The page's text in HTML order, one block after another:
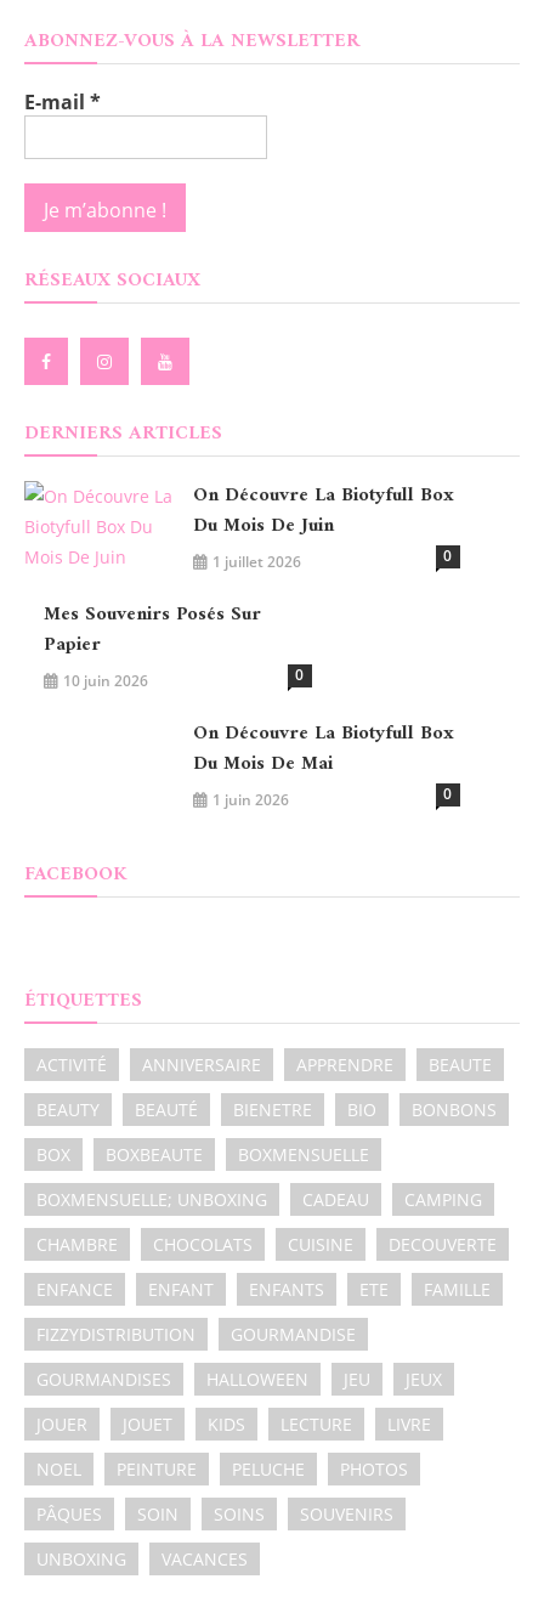
ABONNEZ-VOUS À LA NEWSLETTER
E-mail *
RÉSEAUX SOCIAUX
DERNIERS ARTICLES
On Découvre La Biotyfull Box
Du Mois De Juin
1 juillet 2026 0
Mes Souvenirs Posés Sur
Papier
10 juin 2026 0
On Découvre La Biotyfull Box
Du Mois De Mai
1 juin 2026 0
FACEBOOK
ÉTIQUETTES
ACTIVITÉ ANNIVERSAIRE APPRENDRE
BEAUTE
BEAUTY
BEAUTÉ BIENETRE BIO
BONBONS
BOX
BOXBEAUTE
BOXMENSUELLE
BOXMENSUELLE; UNBOXING
CADEAU
CAMPING
CHAMBRE
CHOCOLATS CUISINE
DECOUVERTE
ENFANCE
ENFANT ENFANTS ETE
FAMILLE
FIZZYDISTRIBUTION
GOURMANDISE
GOURMANDISES
HALLOWEEN JEU
JEUX
JOUER
JOUET KIDS LECTURE
LIVRE
NOEL
PEINTURE PELUCHE
PHOTOS
PÂQUES
SOIN SOINS
SOUVENIRS
UNBOXING
VACANCES